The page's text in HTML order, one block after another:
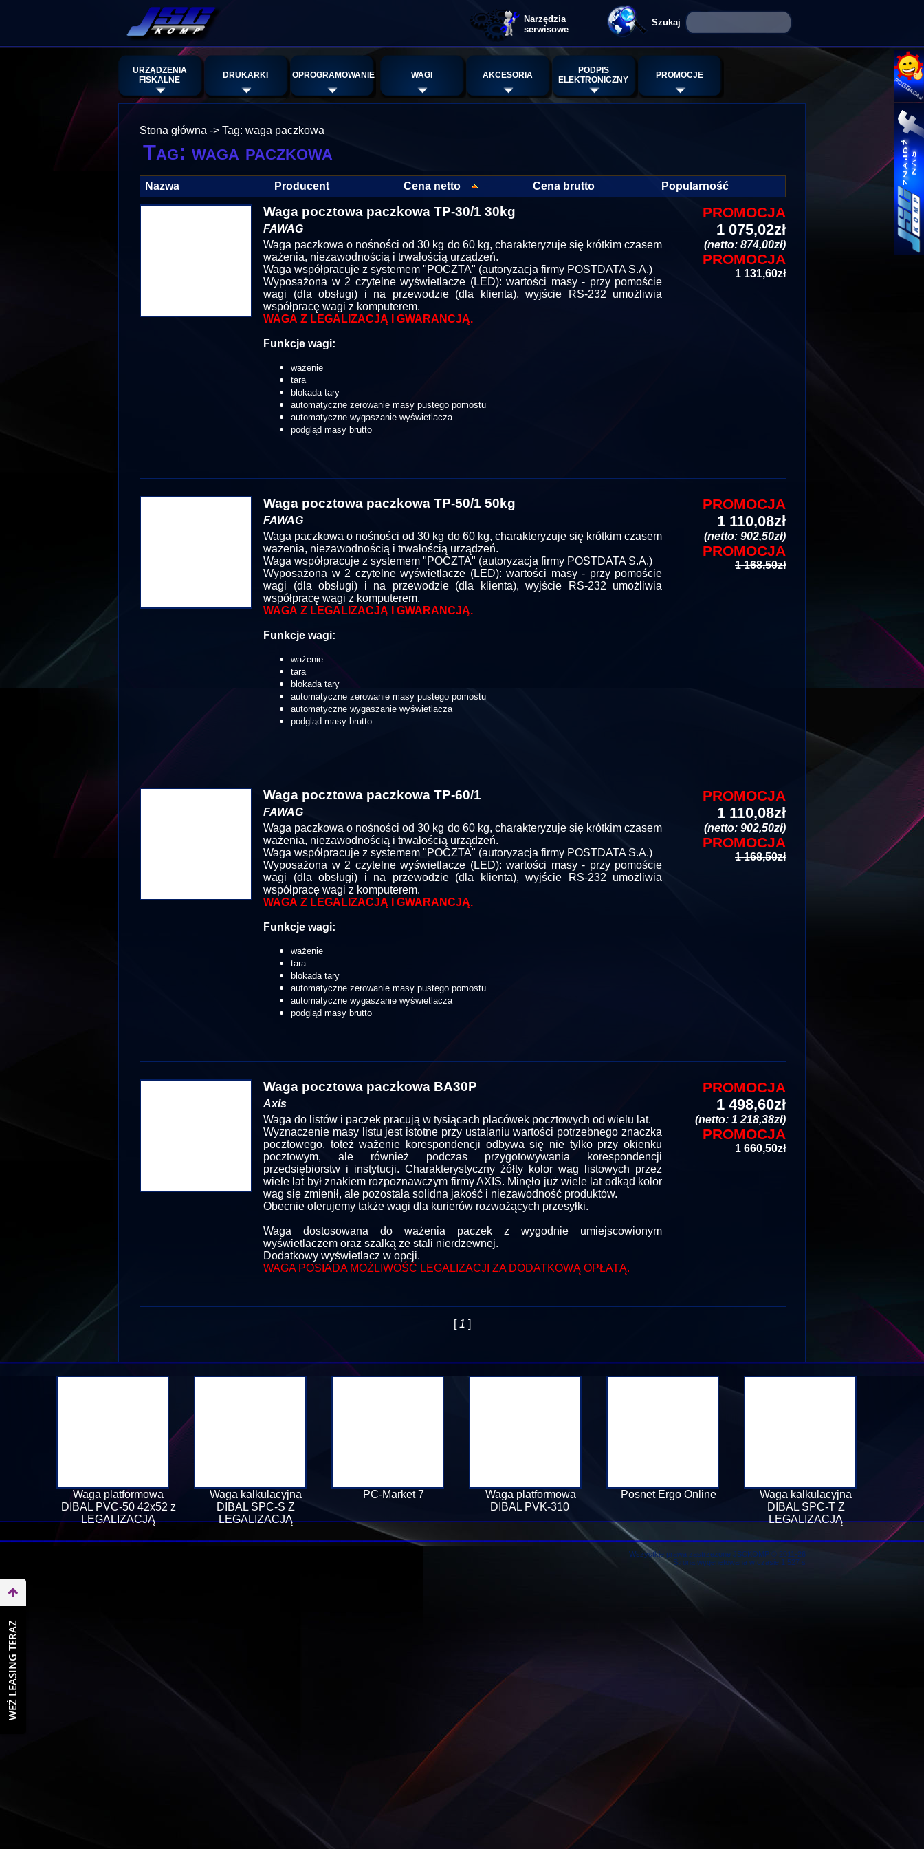
Narzędzia
serwisowe
URZĄDZENIA
FISKALNE
DRUKARKI OPROGRAMOWANIE WAGI AKCESORIA
PODPIS
ELEKTRONICZNY
PROMOCJE
Stona główna -> Tag: waga paczkowa
Tag: waga paczkowa
Nazwa Producent Cena netto Cena brutto Popularność
Waga pocztowa paczkowa TP-30/1 30kg
FAWAG
Waga paczkowa o nośności od 30 kg do 60 kg, charakteryzuje się krótkim czasem
ważenia, niezawodnością i trwałością urządzeń.
Waga współpracuje z systemem "POCZTA" (autoryzacja firmy POSTDATA S.A.)
Wyposażona w 2 czytelne wyświetlacze (LED): wartości masy - przy pomoście
wagi (dla obsługi) i na przewodzie (dla klienta), wyjście RS-232 umożliwia
współpracę wagi z komputerem.
WAGA Z LEGALIZACJĄ I GWARANCJĄ.
Funkcje wagi:
ważenie
tara
blokada tary
automatyczne zerowanie masy pustego pomostu
automatyczne wygaszanie wyświetlacza
podgląd masy brutto
PROMOCJA
1 075,02zł
(netto: 874,00zł)
PROMOCJA
1 131,60zł
Waga pocztowa paczkowa TP-50/1 50kg
FAWAG
Waga paczkowa o nośności od 30 kg do 60 kg, charakteryzuje się krótkim czasem
ważenia, niezawodnością i trwałością urządzeń.
Waga współpracuje z systemem "POCZTA" (autoryzacja firmy POSTDATA S.A.)
Wyposażona w 2 czytelne wyświetlacze (LED): wartości masy - przy pomoście
wagi (dla obsługi) i na przewodzie (dla klienta), wyjście RS-232 umożliwia
współpracę wagi z komputerem.
WAGA Z LEGALIZACJĄ I GWARANCJĄ.
Funkcje wagi:
ważenie
tara
blokada tary
automatyczne zerowanie masy pustego pomostu
automatyczne wygaszanie wyświetlacza
podgląd masy brutto
PROMOCJA
1 110,08zł
(netto: 902,50zł)
PROMOCJA
1 168,50zł
Waga pocztowa paczkowa TP-60/1
FAWAG
Waga paczkowa o nośności od 30 kg do 60 kg, charakteryzuje się krótkim czasem
ważenia, niezawodnością i trwałością urządzeń.
Waga współpracuje z systemem "POCZTA" (autoryzacja firmy POSTDATA S.A.)
Wyposażona w 2 czytelne wyświetlacze (LED): wartości masy - przy pomoście
wagi (dla obsługi) i na przewodzie (dla klienta), wyjście RS-232 umożliwia
współpracę wagi z komputerem.
WAGA Z LEGALIZACJĄ I GWARANCJĄ.
Funkcje wagi:
ważenie
tara
blokada tary
automatyczne zerowanie masy pustego pomostu
automatyczne wygaszanie wyświetlacza
podgląd masy brutto
PROMOCJA
1 110,08zł
(netto: 902,50zł)
PROMOCJA
1 168,50zł
Waga pocztowa paczkowa BA30P
Axis
Waga do listów i paczek pracują w tysiącach placówek pocztowych od wielu lat.
Wyznaczenie masy listu jest istotne przy ustalaniu wartości potrzebnego znaczka
pocztowego, toteż ważenie korespondencji odbywa się nie tylko przy okienku
pocztowym, ale również podczas przygotowywania korespondencji
przedsiębiorstw i instytucji. Charakterystyczny żółty kolor wag listowych przez
wiele lat był znakiem rozpoznawczym firmy AXIS. Minęło już wiele lat odkąd kolor
wag się zmienił, ale pozostała solidna jakość i niezawodność produktów.
Obecnie oferujemy także wagi dla kurierów rozwożących przesyłki.
Waga dostosowana do ważenia paczek z wygodnie umiejscowionym
wyświetlaczem oraz szalką ze stali nierdzewnej.
Dodatkowy wyświetlacz w opcji.
WAGA POSIADA MOŻLIWOŚĆ LEGALIZACJI ZA DODATKOWĄ OPŁATĄ.
PROMOCJA
1 498,60zł
(netto: 1 218,38zł)
PROMOCJA
1 660,50zł
[1 ]
Waga platformowa
DIBAL PVC-50 42x52 z
LEGALIZACJĄ
Waga kalkulacyjna
DIBAL SPC-S Z
LEGALIZACJĄ
PC-Market 7
Waga platformowa
DIBAL PVK-310
Posnet Ergo Online
Waga kalkulacyjna
DIBAL SPC-T Z
LEGALIZACJĄ
Wszystkie prawa zastrzeżone JSCKOMP © 2011-26
Strona wygenetowana w czasie 1.527 s
WEŹ LEASING TERAZ